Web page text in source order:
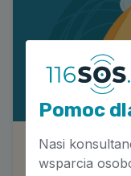
Depresja w
Pomoc
Nasi
wsparcia